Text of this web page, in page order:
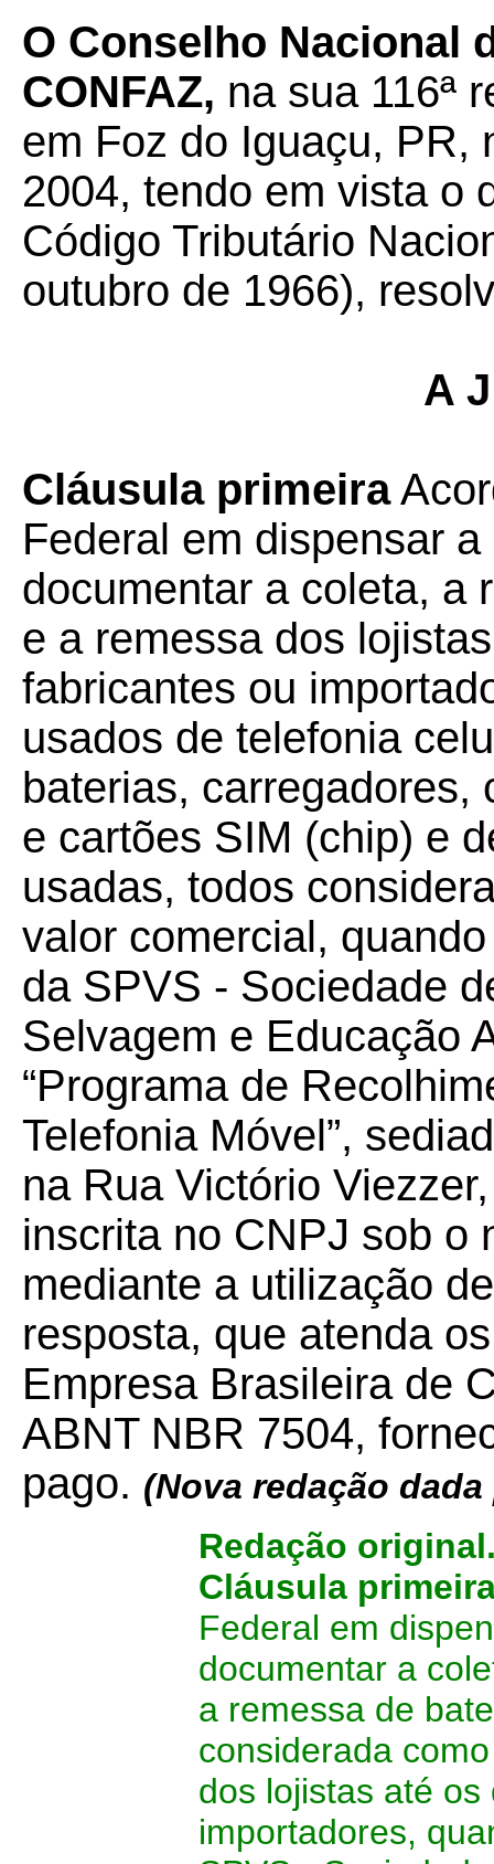
O Conselho Nacional
CONFAZ, na sua 116ª
em Foz do Iguaçu, PR,
2004, tendo em vista o
Código Tributário
outubro de 1966),
A
Cláusula primeira
Federal em dispensar
documentar a coleta, a
e a remessa dos
fabricantes ou
usados de telefonia
baterias, carregadores,
e cartões SIM (chip) e
usadas, todos
valor comercial,
da SPVS - Sociedade
Selvagem e Educação
“Programa de
Telefonia Móvel”,
na Rua Victório
inscrita no CNPJ sob o
mediante a utilização
resposta, que atenda
Empresa Brasileira de
ABNT NBR 7504,
pago. (Nova redação
Redação
Cláusula
Federal em
documentar a
a remessa de
considerada
dos lojistas até
importadores,